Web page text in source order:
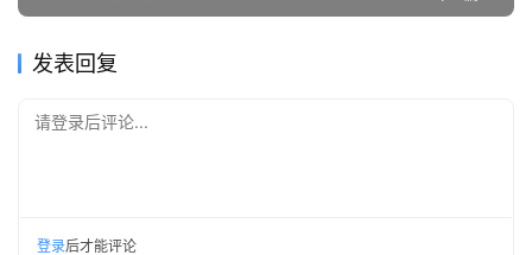
发表回复
请登录后评论...
登录后才能评论